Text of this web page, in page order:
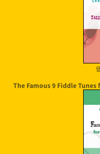
The Famous 9 Fiddle Tunes